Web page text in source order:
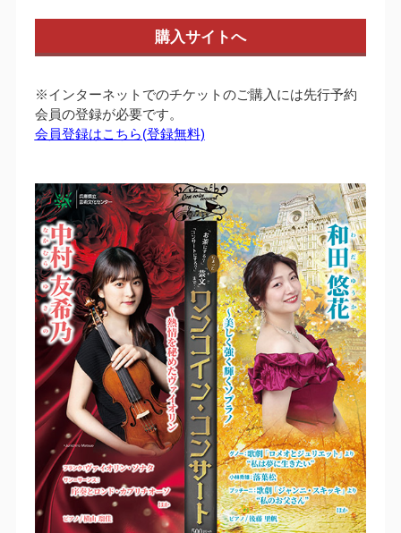
購入サイトへ
※インターネットでのチケットのご購入には先行予約
会員の登録が必要です。
会員登録はこちら(登録無料)